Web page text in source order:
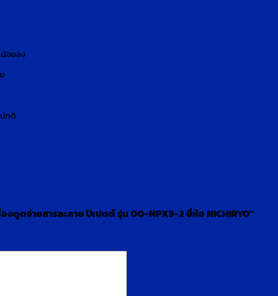
อยลง
กติ
ดูดจ่ายสารละลาย ปิเปตต์ รุ่น 00-NPX3-2 ยี่ห้อ NICHIRYO”